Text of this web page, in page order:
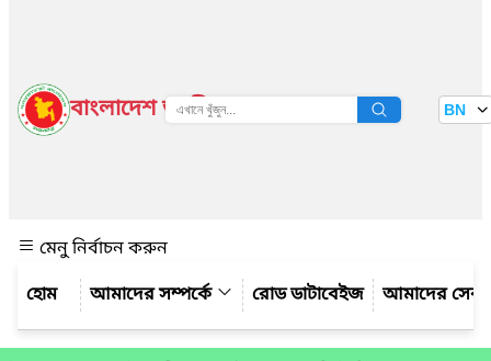
বাংলাদেশ জাতীয় তথ্য বাতায়ন BN
মেনু নির্বাচন করুন
আমাদের সম্পর্কে
রোড ডাটাবেইজ আমাদের সেবা